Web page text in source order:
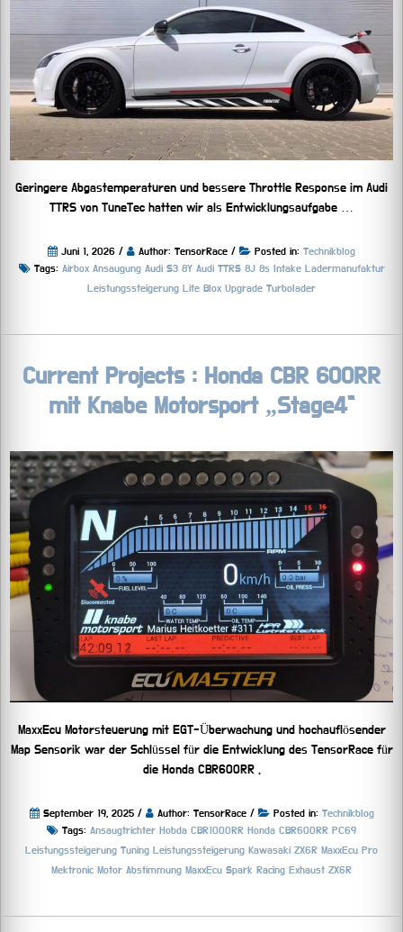
Geringere Abgastemperaturen und bessere Throttle Response im Audi
TTRS von TuneTec hatten wir als Entwicklungsaufgabe …
Juni 1, 2026 / Author: TensorRace / Posted in: Technikblog
Tags: Airbox Ansaugung Audi S3 8Y Audi TTRS 8J 8s Intake Ladermanufaktur
Leistungssteigerung Lite Blox Upgrade Turbolader
Current Projects : Honda CBR 600RR
mit Knabe Motorsport „Stage4“
MaxxEcu Motorsteuerung mit EGT-Überwachung und hochauflösender
Map Sensorik war der Schlüssel für die Entwicklung des TensorRace für
die Honda CBR600RR .
September 19, 2025 / Author: TensorRace / Posted in: Technikblog
Tags: Ansaugtrichter Hobda CBR1000RR Honda CBR600RR PC69
Leistungssteigerung Tuning Leistungssteigerung Kawasaki ZX6R MaxxEcu Pro
Mektronic Motor Abstimmung MaxxEcu Spark Racing Exhaust ZX6R